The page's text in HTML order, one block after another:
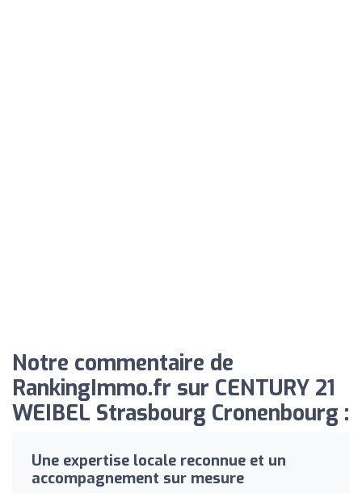
Notre commentaire de
RankingImmo.fr sur CENTURY 21
WEIBEL Strasbourg Cronenbourg :
Une expertise locale reconnue et un
accompagnement sur mesure